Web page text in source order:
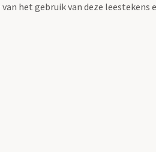
het gebruik van deze leestekens